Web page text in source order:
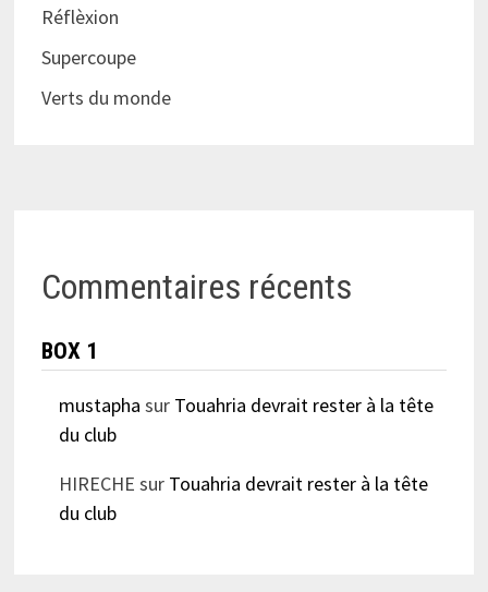
Réflèxion
Supercoupe
Verts du monde
Commentaires récents
BOX 1
mustapha sur Touahria devrait rester à la tête
du club
HIRECHE sur Touahria devrait rester à la tête
du club